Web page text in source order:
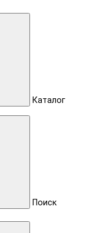
Каталог
Поиск